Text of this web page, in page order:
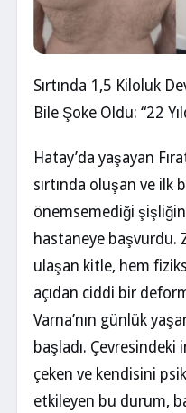
Sırtında 1,5 Kiloluk
Bile Şoke Oldu: “22
Hatay’da yaşayan
sırtında oluşan ve ilk
önemsemediği
hastaneye başvurdu.
ulaşan kitle, hem
açıdan ciddi bir
Varna’nın günlük
başladı. Çevresindeki
çeken ve kendisini
etkileyen bu durum,